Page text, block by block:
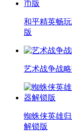
和平精英畅
版
艺术战争战
蜘蛛侠英雄
解锁版